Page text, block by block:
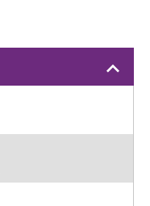
keyboard_arrow_up